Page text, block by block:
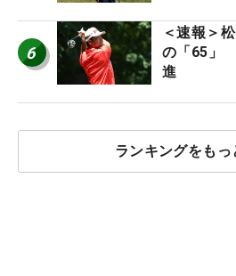
6
＜速報＞
の「65」
進
ランキングをもっ